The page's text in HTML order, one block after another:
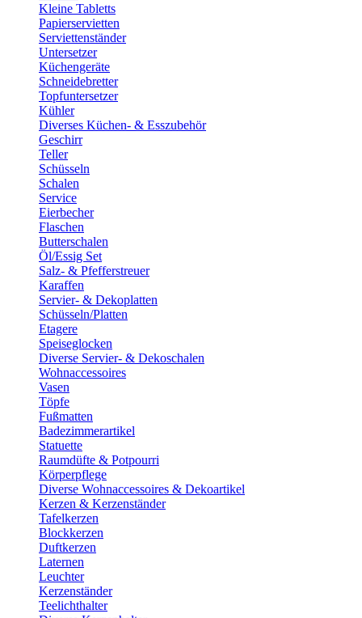
Kleine Tabletts
Papierservietten
Serviettenständer
Untersetzer
Küchengeräte
Schneidebretter
Topfuntersetzer
Kühler
Diverses Küchen- & Esszubehör
Geschirr
Teller
Schüsseln
Schalen
Service
Eierbecher
Flaschen
Butterschalen
Öl/Essig Set
Salz- & Pfefferstreuer
Karaffen
Servier- & Dekoplatten
Schüsseln/Platten
Etagere
Speiseglocken
Diverse Servier- & Dekoschalen
Wohnaccessoires
Vasen
Töpfe
Fußmatten
Badezimmerartikel
Statuette
Raumdüfte & Potpourri
Körperpflege
Diverse Wohnaccessoires & Dekoartikel
Kerzen & Kerzenständer
Tafelkerzen
Blockkerzen
Duftkerzen
Laternen
Leuchter
Kerzenständer
Teelichthalter